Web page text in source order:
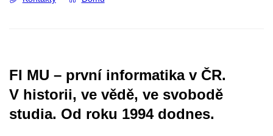
FI MU – první informatika v ČR.
V historii, ve vědě, ve svobodě
studia. Od roku 1994 dodnes.